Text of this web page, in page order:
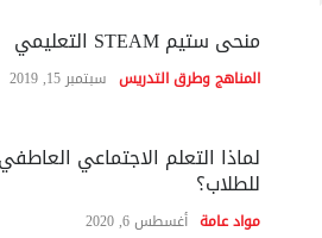
منحى ستيم STEAM التعليمي
المناهج وطرق التدريس سبتمبر 15, 2019
لماذا التعلم الاجتماعي
للطلاب؟
مواد عامة أغسطس 6, 2020